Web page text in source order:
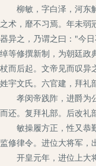
柳敏，字白泽，河东解
之术，靡不习焉。年未弱
器异之，乃谓之曰："今
绰等修撰新制，为朝廷政
杖而后起。文帝见而叹异
姓宇文氏。六官建，拜礼
孝闵帝践阼，进爵为公
而还。复拜礼部。后改礼
敏操履方正，性又恭勤
监修律令。进位大将军，
开皇元年，进位上大将